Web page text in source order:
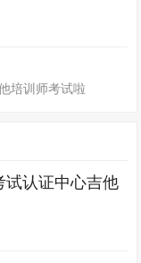
培训师考试啦
试认证中心吉他